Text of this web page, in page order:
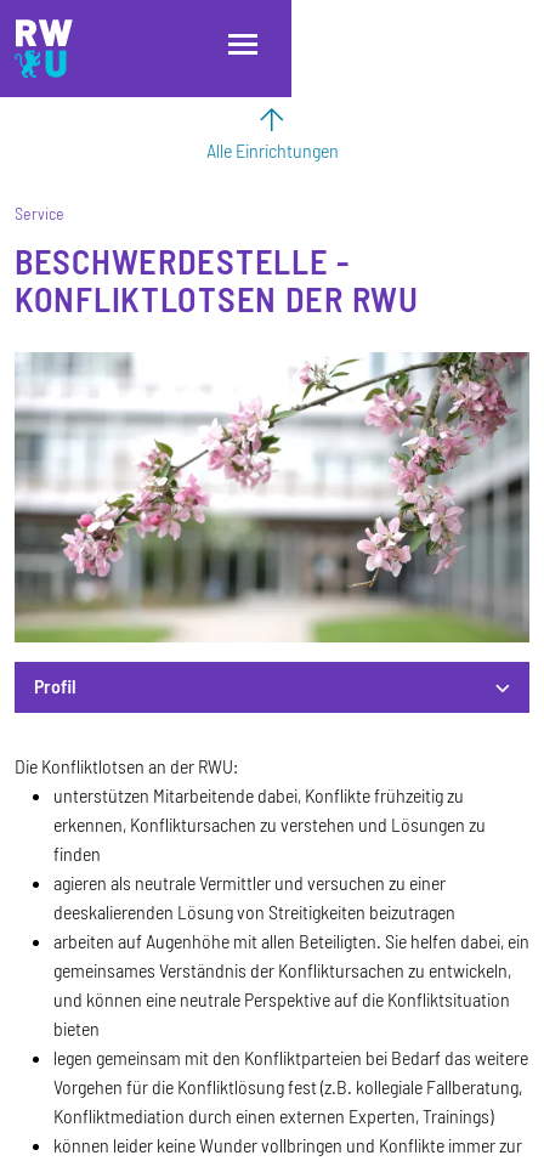
Direkt zum Inhalt
Direkt zur Hauptnavigation
Direkt zum Fußbereich
Alle Einrichtungen
Service
BESCHWERDESTELLE -
KONFLIKTLOTSEN DER RWU
Profil
Profil
Die Konfliktlotsen an der RWU:
unterstützen Mitarbeitende dabei, Konflikte frühzeitig zu
erkennen, Konfliktursachen zu verstehen und Lösungen zu
finden
agieren als neutrale Vermittler und versuchen zu einer
deeskalierenden Lösung von Streitigkeiten beizutragen
arbeiten auf Augenhöhe mit allen Beteiligten. Sie helfen dabei, ein
gemeinsames Verständnis der Konfliktursachen zu entwickeln,
und können eine neutrale Perspektive auf die Konfliktsituation
bieten
legen gemeinsam mit den Konfliktparteien bei Bedarf das weitere
Vorgehen für die Konfliktlösung fest (z.B. kollegiale Fallberatung,
Konfliktmediation durch einen externen Experten, Trainings)
können leider keine Wunder vollbringen und Konflikte immer zur